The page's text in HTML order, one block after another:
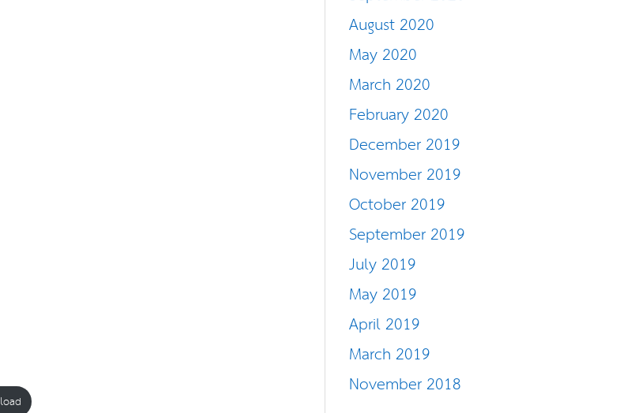
August 2020
May 2020
March 2020
February 2020
December 2019
November 2019
October 2019
September 2019
July 2019
May 2019
April 2019
March 2019
November 2018